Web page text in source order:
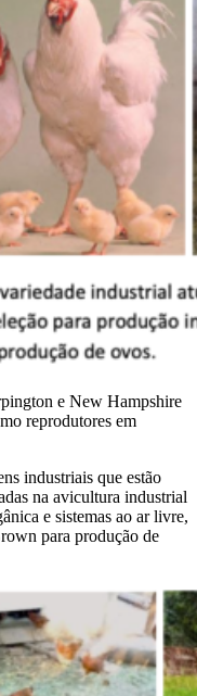
e New Hampshire
reprodutores em
industriais que estão
na avicultura industrial
e sistemas ao ar livre,
para produção de